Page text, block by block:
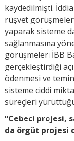
kaydedilmişti.
rüşvet
yaparak sisteme
sağlanmasına
görüşmeleri İBB
gerçekleştirdiği
ödenmesi ve
sisteme ciddi
süreçleri
“Cebeci projesi,
da örgüt projesi